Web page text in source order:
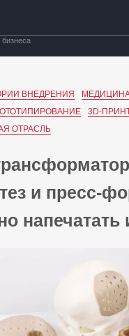
ВНЕДРЕНИЯ
3D-
ОТРАСЛЬ
и
напечатать